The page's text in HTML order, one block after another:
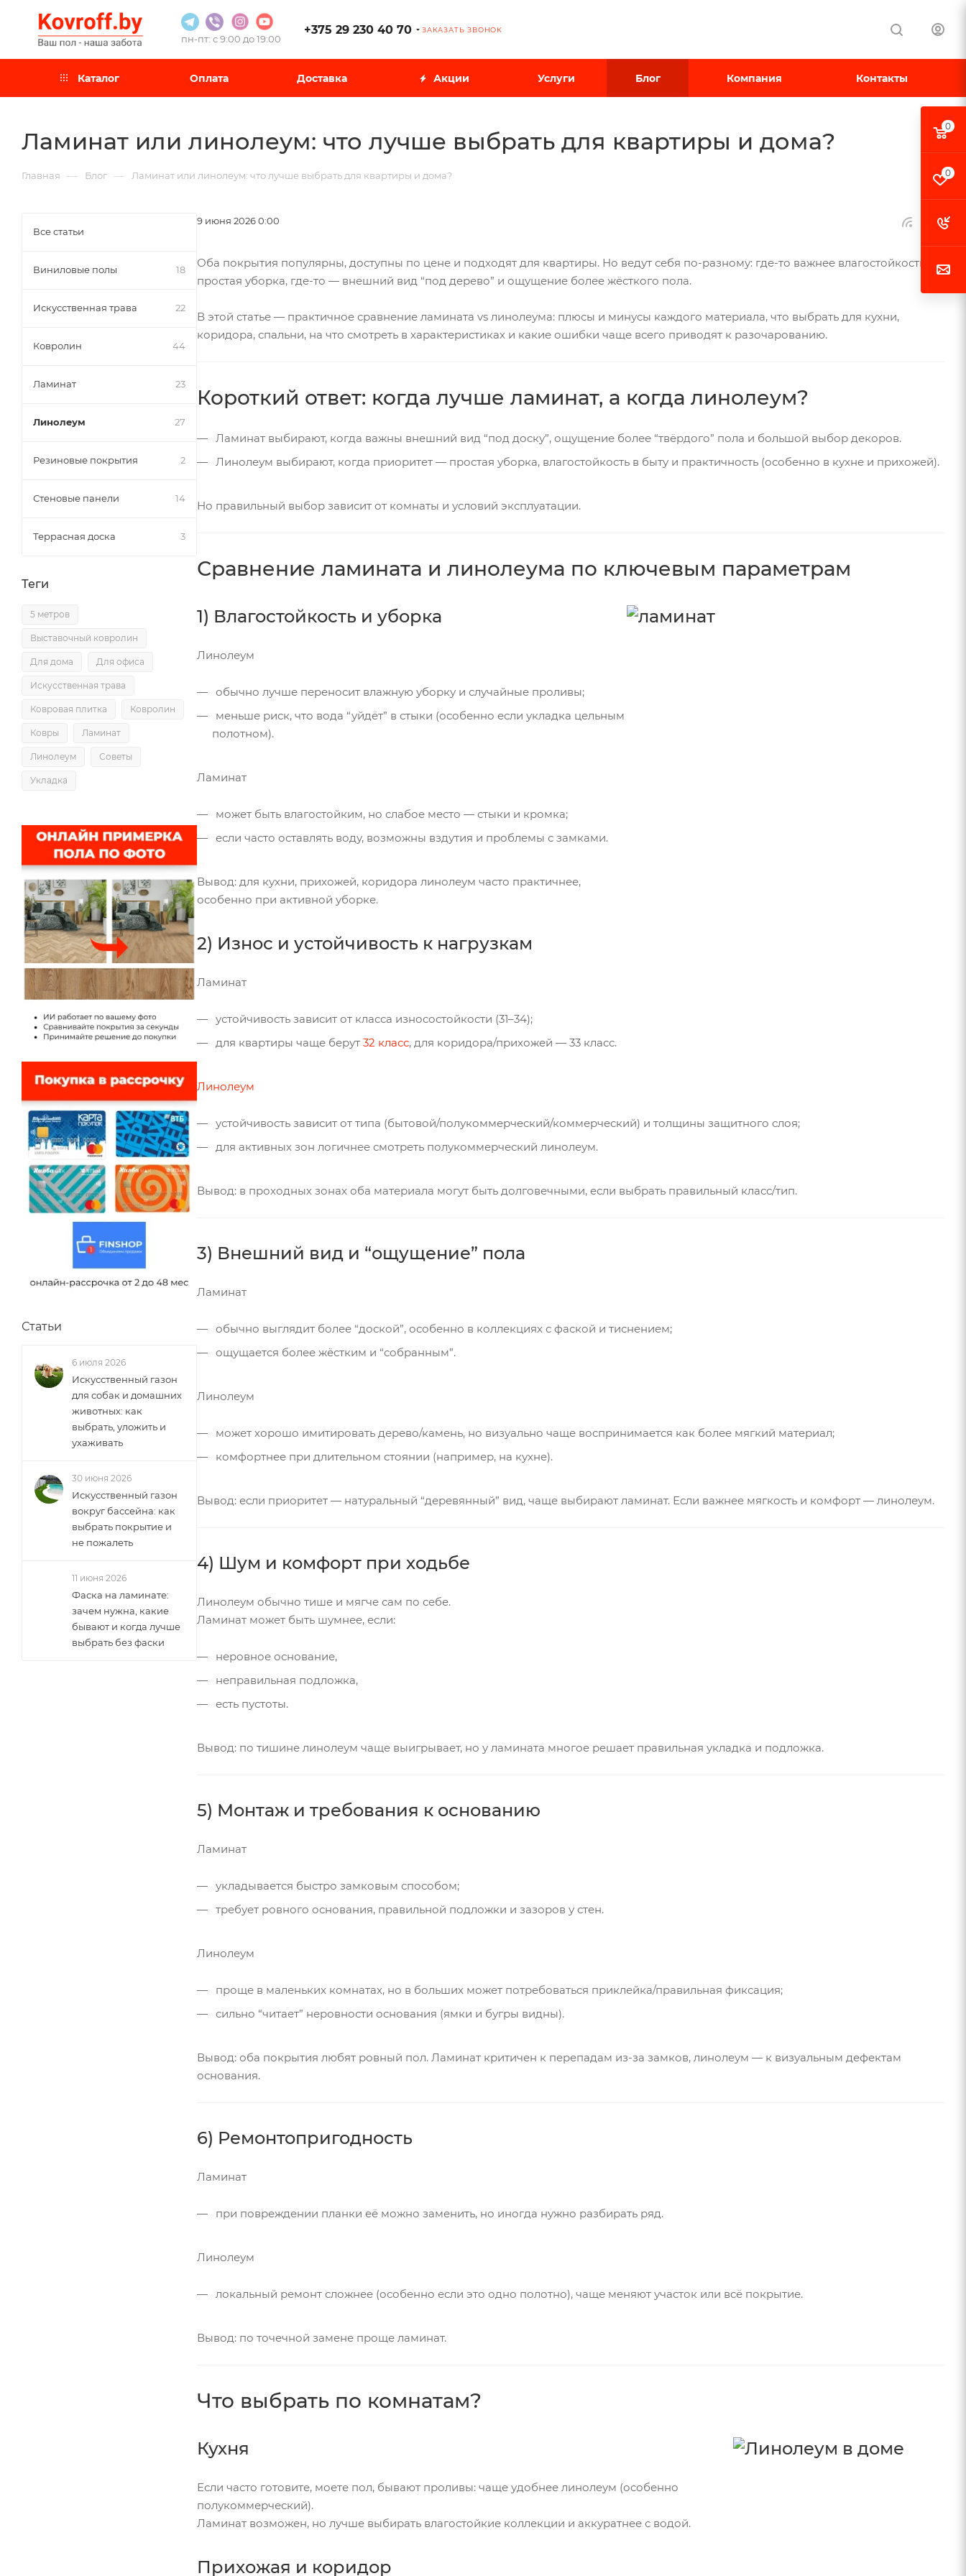
пн-пт: с 9:00 до 19:00
+375 29 230 40 70 ЗАКАЗАТЬ ЗВОНОК
Каталог Оплата Доставка Акции Услуги Блог Компания Контакты
Ламинат или линолеум: что лучше выбрать для квартиры и дома?
Главная — Блог — Ламинат или линолеум: что лучше выбрать для квартиры и дома?
9 июня 2026 0:00
Оба покрытия популярны, доступны по цене и подходят для квартиры. Но ведут себя по-разному: где-то важнее влагостойкость и
простая уборка, где-то — внешний вид “под дерево” и ощущение более жёсткого пола.
В этой статье — практичное сравнение ламината vs линолеума: плюсы и минусы каждого материала, что выбрать для кухни,
коридора, спальни, на что смотреть в характеристиках и какие ошибки чаще всего приводят к разочарованию.
Короткий ответ: когда лучше ламинат, а когда линолеум?
Ламинат выбирают, когда важны внешний вид “под доску”, ощущение более “твёрдого” пола и большой выбор декоров.
Линолеум выбирают, когда приоритет — простая уборка, влагостойкость в быту и практичность (особенно в кухне и прихожей).
Но правильный выбор зависит от комнаты и условий эксплуатации.
Сравнение ламината и линолеума по ключевым параметрам
1) Влагостойкость и уборка
Линолеум
обычно лучше переносит влажную уборку и случайные проливы;
меньше риск, что вода “уйдёт” в стыки (особенно если укладка цельным
полотном).
Ламинат
может быть влагостойким, но слабое место — стыки и кромка;
если часто оставлять воду, возможны вздутия и проблемы с замками.
Вывод: для кухни, прихожей, коридора линолеум часто практичнее,
особенно при активной уборке.
2) Износ и устойчивость к нагрузкам
Ламинат
устойчивость зависит от класса износостойкости (31–34);
для квартиры чаще берут 32 класс, для коридора/прихожей — 33 класс.
Линолеум
устойчивость зависит от типа (бытовой/полукоммерческий/коммерческий) и толщины защитного слоя;
для активных зон логичнее смотреть полукоммерческий линолеум.
Вывод: в проходных зонах оба материала могут быть долговечными, если выбрать правильный класс/тип.
3) Внешний вид и “ощущение” пола
Ламинат
обычно выглядит более “доской”, особенно в коллекциях с фаской и тиснением;
ощущается более жёстким и “собранным”.
Линолеум
может хорошо имитировать дерево/камень, но визуально чаще воспринимается как более мягкий материал;
комфортнее при длительном стоянии (например, на кухне).
Вывод: если приоритет — натуральный “деревянный” вид, чаще выбирают ламинат. Если важнее мягкость и комфорт — линолеум.
4) Шум и комфорт при ходьбе
Линолеум обычно тише и мягче сам по себе.
Ламинат может быть шумнее, если:
неровное основание,
неправильная подложка,
есть пустоты.
Вывод: по тишине линолеум чаще выигрывает, но у ламината многое решает правильная укладка и подложка.
5) Монтаж и требования к основанию
Ламинат
укладывается быстро замковым способом;
требует ровного основания, правильной подложки и зазоров у стен.
Линолеум
проще в маленьких комнатах, но в больших может потребоваться приклейка/правильная фиксация;
сильно “читает” неровности основания (ямки и бугры видны).
Вывод: оба покрытия любят ровный пол. Ламинат критичен к перепадам из-за замков, линолеум — к визуальным дефектам
основания.
6) Ремонтопригодность
Ламинат
при повреждении планки её можно заменить, но иногда нужно разбирать ряд.
Линолеум
локальный ремонт сложнее (особенно если это одно полотно), чаще меняют участок или всё покрытие.
Вывод: по точечной замене проще ламинат.
Что выбрать по комнатам?
Кухня
Если часто готовите, моете пол, бывают проливы: чаще удобнее линолеум (особенно
полукоммерческий).
Ламинат возможен, но лучше выбирать влагостойкие коллекции и аккуратнее с водой.
Прихожая и коридор
Все статьи
Виниловые полы 18
Искусственная трава 22
Ковролин 44
Ламинат 23
Линолеум 27
Резиновые покрытия 2
Стеновые панели 14
Террасная доска 3
Теги
5 метров
Выставочный ковролин
Для дома Для офиса
Искусственная трава
Ковровая плитка Ковролин
Ковры Ламинат
Линолеум Советы
Укладка
Статьи
6 июля 2026
Искусственный газон
для собак и домашних
животных: как
выбрать, уложить и
ухаживать
30 июня 2026
Искусственный газон
вокруг бассейна: как
выбрать покрытие и
не пожалеть
11 июня 2026
Фаска на ламинате:
зачем нужна, какие
бывают и когда лучше
выбрать без фаски
0
0